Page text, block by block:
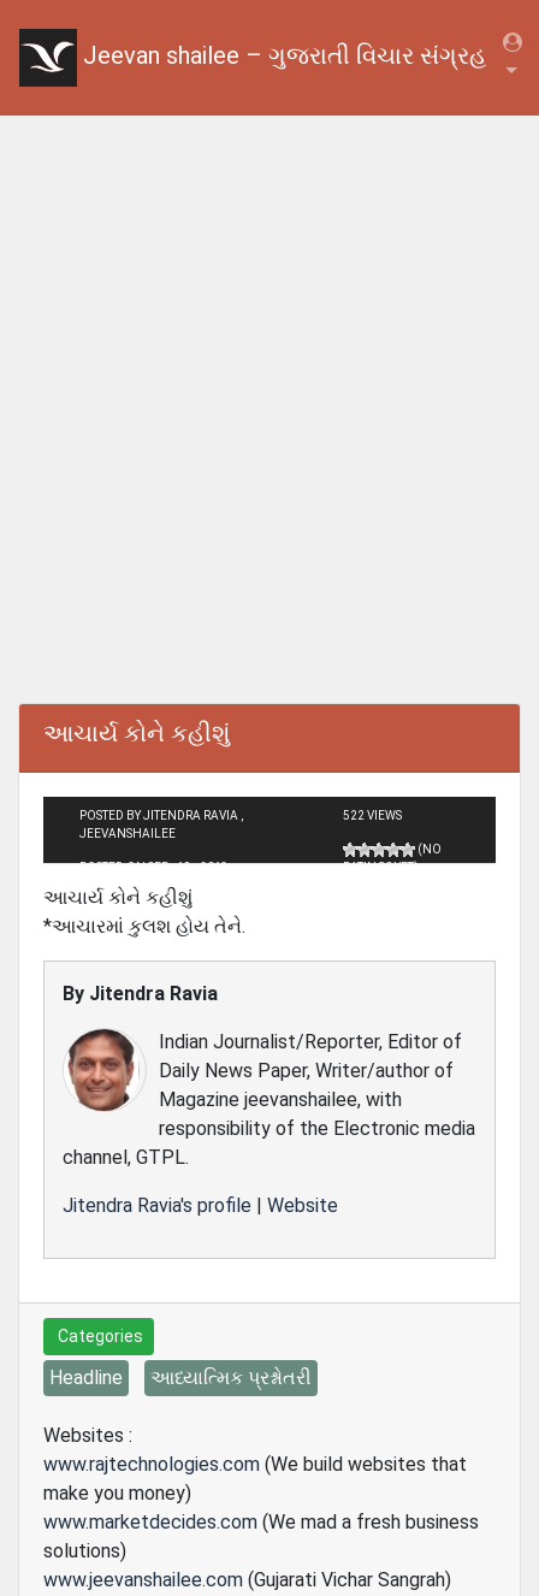
Jeevan shailee – ગુજરાતી વિચાર સંગ્રહ
આચાર્ય કોને કહીશું
POSTED BY JITENDRA RAVIA ,
JEEVANSHAILEE
POSTED ON SEP - 19 - 2013
522 VIEWS
(NO
RATINGS YET)
આચાર્ય કોને કહીશું
*આચારમાં કુલશ હોય તેને.
By Jitendra Ravia
Indian Journalist/Reporter, Editor of
Daily News Paper, Writer/author of
Magazine jeevanshailee, with
responsibility of the Electronic media
channel, GTPL.
Jitendra Ravia's profile | Website
Categories
Headline આધ્યાત્મિક પ્રશ્નોતરી
Websites :
www.rajtechnologies.com (We build websites that
make you money)
www.marketdecides.com (We mad a fresh business
solutions)
www.jeevanshailee.com (Gujarati Vichar Sangrah)